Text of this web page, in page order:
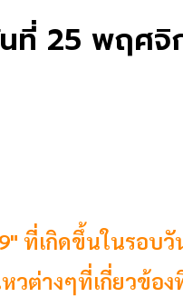
นที่ 25 พฤศ
ที่เกิดขึ้นในรอบ
ต่างๆที่เกี่ยวข้อ